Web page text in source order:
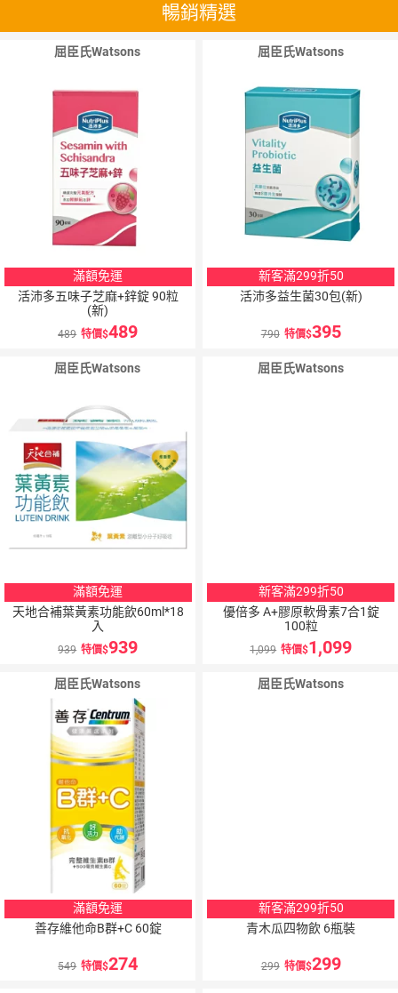
暢銷精選
屈臣氏Watsons
滿額免運
活沛多五味子芝麻+鋅錠 90粒
(新)
489 特價 489
屈臣氏Watsons
新客滿299折50
活沛多益生菌30包(新)
790 特價 395
屈臣氏Watsons
滿額免運
天地合補葉黃素功能飲60ml*18
入
939 特價 939
屈臣氏Watsons
新客滿299折50
優倍多 A+膠原軟骨素7合1錠
100粒
1,099 特價 1,099
屈臣氏Watsons
滿額免運
善存維他命B群+C 60錠
549 特價 274
屈臣氏Watsons
新客滿299折50
青木瓜四物飲 6瓶裝
299 特價 299